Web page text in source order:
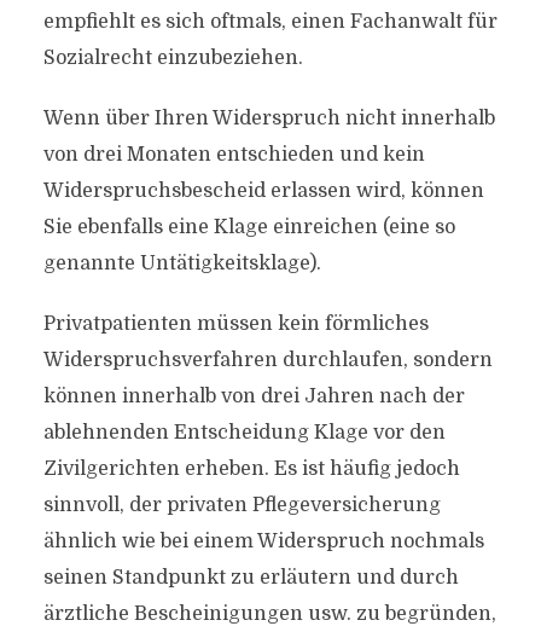
empfiehlt es sich oftmals, einen Fachanwalt für
Sozialrecht einzubeziehen.
Wenn über Ihren Widerspruch nicht innerhalb
von drei Monaten entschieden und kein
Widerspruchsbescheid erlassen wird, können
Sie ebenfalls eine Klage einreichen (eine so
genannte Untätigkeitsklage).
Privatpatienten müssen kein förmliches
Widerspruchsverfahren durchlaufen, sondern
können innerhalb von drei Jahren nach der
ablehnenden Entscheidung Klage vor den
Zivilgerichten erheben. Es ist häufig jedoch
sinnvoll, der privaten Pflegeversicherung
ähnlich wie bei einem Widerspruch nochmals
seinen Standpunkt zu erläutern und durch
ärztliche Bescheinigungen usw. zu begründen,